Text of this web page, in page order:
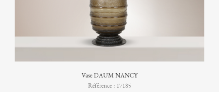
Vase DAUM NANCY
Référence : 17185